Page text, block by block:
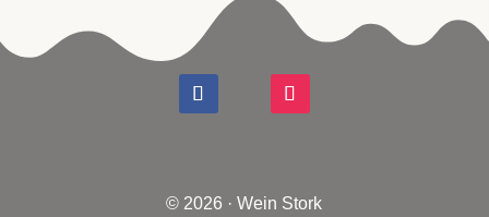
© 2026 · Wein Stork